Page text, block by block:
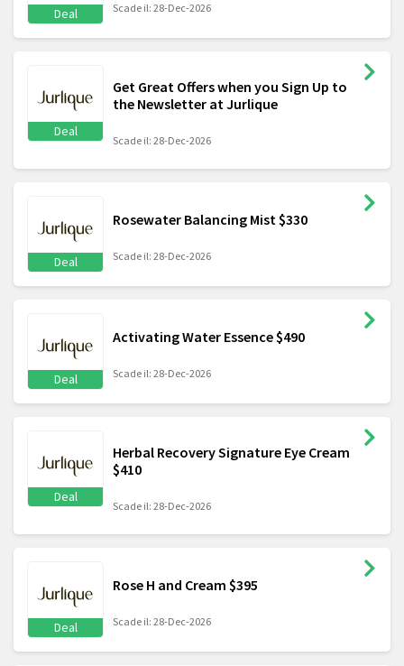
Deal Scade il: 28-Dec-2026
Deal
Get Great Offers when you Sign Up to
the Newsletter at Jurlique
Scade il: 28-Dec-2026
Deal
Rosewater Balancing Mist $330
Scade il: 28-Dec-2026
Deal
Activating Water Essence $490
Scade il: 28-Dec-2026
Deal
Herbal Recovery Signature Eye Cream
$410
Scade il: 28-Dec-2026
Deal
Rose H and Cream $395
Scade il: 28-Dec-2026